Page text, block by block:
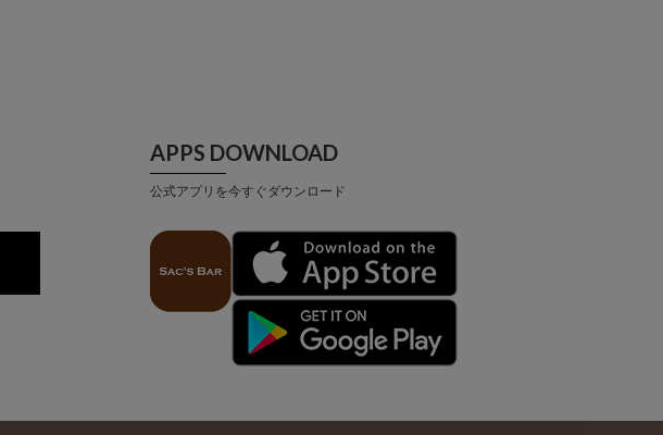
APPS DOWNLOAD
公式アプリを今すぐダウンロード